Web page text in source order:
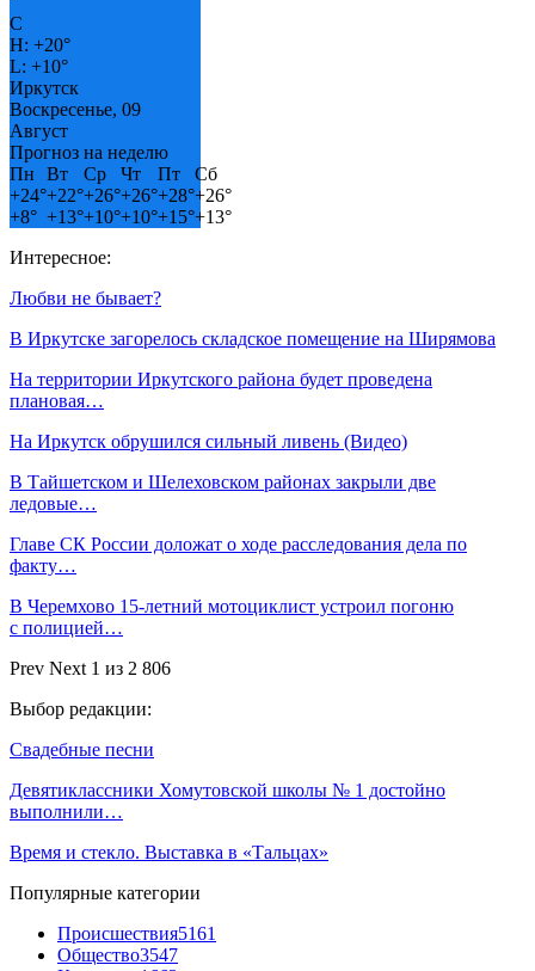
C
H: +20°
L: +10°
Иркутск
Воскресенье, 09
Август
Прогноз на неделю
Пн
Вт Ср Чт Пт
Сб
+24°+22°+26°+26°+28°+26°
+8° +13°+10°+10°+15°+13°
Интересное:
Любви не бывает?
В Иркутске загорелось складское помещение на Ширямова
На территории Иркутского района будет проведена
плановая…
На Иркутск обрушился сильный ливень (Видео)
В Тайшетском и Шелеховском районах закрыли две
ледовые…
Главе СК России доложат о ходе расследования дела по
факту…
В Черемхово 15-летний мотоциклист устроил погоню
с полицией…
Prev Next 1 из 2 806
Выбор редакции:
Свадебные песни
Девятиклассники Хомутовской школы № 1 достойно
выполнили…
Время и стекло. Выставка в «Тальцах»
Популярные категории
Происшествия5161
Общество3547